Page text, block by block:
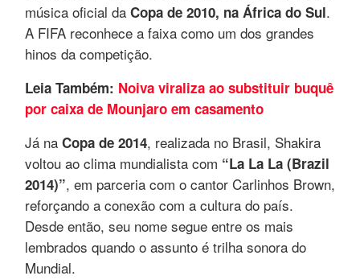
música oficial da Copa de 2010, na África do Sul.
A FIFA reconhece a faixa como um dos grandes
hinos da competição.
Leia Também: Noiva viraliza ao substituir buquê
por caixa de Mounjaro em casamento
Já na Copa de 2014, realizada no Brasil, Shakira
voltou ao clima mundialista com “La La La (Brazil
2014)”, em parceria com o cantor Carlinhos Brown,
reforçando a conexão com a cultura do país.
Desde então, seu nome segue entre os mais
lembrados quando o assunto é trilha sonora do
Mundial.